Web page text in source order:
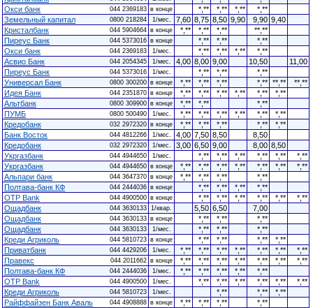
Окси банк
044 2369183 в конце *,** *,** *,**
*,**
Земельный капитал
0800 218284 1/мес. 7,60 8,75 8,50 9,90 9,90 9,40
Кристалбанк
044 5904664 в конце *,** *,** *,**
**,**
Пиреус Банк
044 5373016 в конце *,** *,**
*,**
Окси банк
044 2369183 1/мес. *,** *,** *,**
*,**
Асвио Банк
044 2054345 1/мес. 4,00 8,00 9,00 10,50
11,00
Пиреус Банк
044 5373016 1/мес. *,** *,**
*,**
Универсал Банк
0800 300200 в конце *,** *,** *,** *,** **,**
**,**
Идея Банк
044 2351870 в конце *,** *,** *,** *,** *,**
*,**
Альтбанк
0800 309900 в конце *,** *,**
*,**
ПУМБ
0800 500490 1/мес. *,** *,** *,** *,** *,**
*,**
Кредобанк
032 2972320 в конце *,** *,** *,** *,**
*,**
Банк Восток
044 4812266 1/мес. 4,00 7,50 8,50
8,50
Кредобанк
032 2972320 1/мес. 3,00 6,50 9,00 8,00 8,50
Укргазбанк
044 4944650 1/мес. *,** *,** *,** *,** *,**
*,**
Укргазбанк
044 4944650 в конце *,** *,** *,** *,** *,** *,**
*,**
Альпари банк
044 3647370 в конце *,** *,** *,**
*,**
Полтава-банк КФ
044 2444036 в конце *,** *,** *,**
*,**
OTP Bank
044 4900500 в конце *,** *,** *,** *,** *,**
*,**
Ощадбанк
044 3630133 1/квар. 5,50 6,50
7,00
Ощадбанк
044 3630133 в конце *,** *,**
*,**
Ощадбанк
044 3630133 1/мес. *,** *,**
*,**
Креди Агриколь
044 5810723 в конце *,** *,** *,**
*,**
Приватбанк
044 4429206 1/мес. *,** *,** *,** *,** *,** *,**
*,**
Правекс
044 2011662 в конце *,** *,** *,** *,** *,** *,**
*,**
Полтава-банк КФ
044 2444036 1/мес. *,** *,** *,** *,**
*,**
OTP Bank
044 4900500 1/мес. *,** *,** *,** *,** *,**
*,**
Креди Агриколь
044 5810723 1/мес. *,** *,**
*,**
Райффайзен Банк Аваль
044 4908888 в конце *,** *,** *,**
*,**